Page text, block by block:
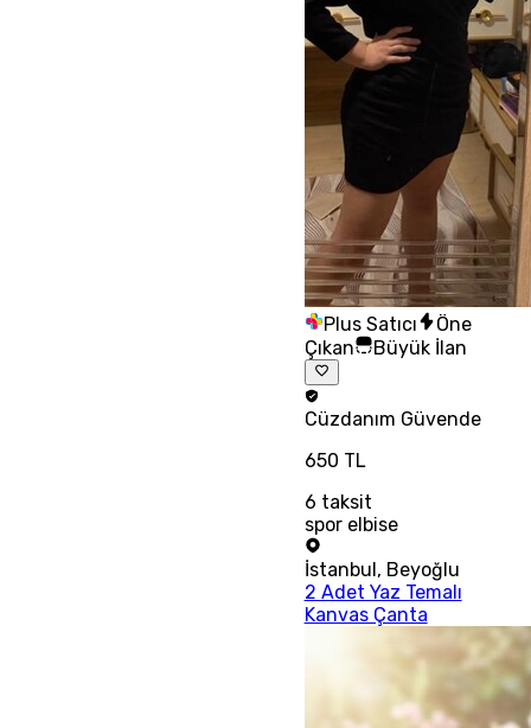
Plus Satıcı
Öne
Çıkan
Büyük İlan
Cüzdanım Güvende
650 TL
6 taksit
spor elbise
İstanbul, Beyoğlu
2 Adet Yaz Temalı
Kanvas Çanta